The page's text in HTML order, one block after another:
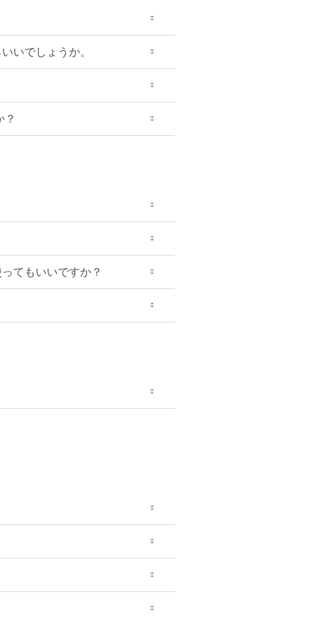
いでしょうか。
？
てもいいですか？